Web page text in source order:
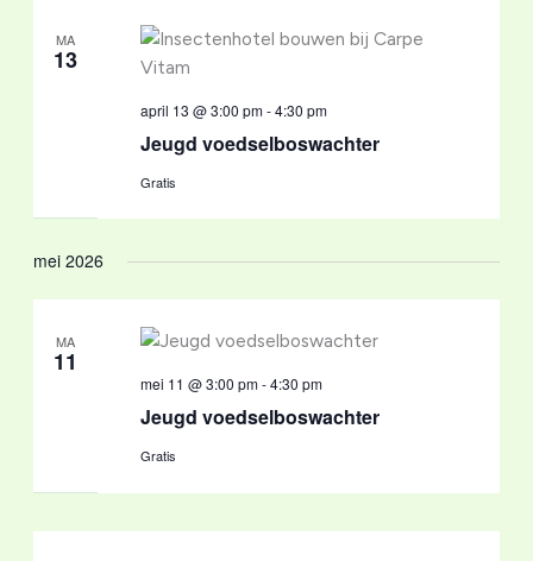
MA
13
Jeugd voedselboswachter
april 13 @ 3:00 pm-4:30 pm
Gratis
mei 2026
MA
11
Jeugd voedselboswachter
mei 11 @ 3:00 pm-4:30 pm
Gratis